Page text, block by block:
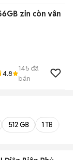
zin còn vân
4.8
145 đã
bán
512 GB 1 TB